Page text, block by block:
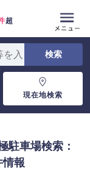
超
現在地検索
駐車場検索：
情報